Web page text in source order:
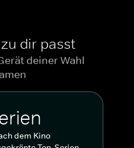
dir passt
deiner Wahl
dem Kino